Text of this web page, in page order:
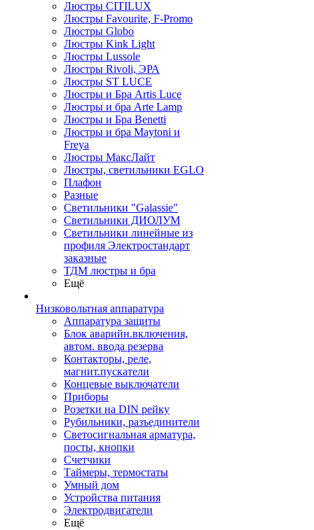
Люстры CITILUX
Люстры Favourite, F-Promo
Люстры Globo
Люстры Kink Light
Люстры Lussole
Люстры Rivoli, ЭРА
Люстры ST LUCE
Люстры и Бра Artis Luce
Люстры и бра Arte Lamp
Люстры и Бра Benetti
Люстры и бра Maytoni и
Freya
Люстры МаксЛайт
Люстры, светильники EGLO
Плафон
Разные
Светильники "Galassie"
Светильники ДИОЛУМ
Светильники линейные из
профиля Электростандарт
заказные
ТДМ люстры и бра
Ещё
Низковольтная аппаратура
Аппаратура защиты
Блок аварийн.включения,
автом. ввода резерва
Контакторы, реле,
магнит.пускатели
Концевые выключатели
Приборы
Розетки на DIN рейку
Рубильники, разъединители
Светосигнальная арматура,
посты, кнопки
Счетчики
Таймеры, термостаты
Умный дом
Устройства питания
Электродвигатели
Ещё